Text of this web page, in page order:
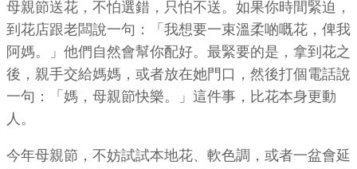
母親節送花，不怕選錯，只怕不送。如果你時間緊迫，
到花店跟老闆說一句：「我想要一束溫柔啲嘅花，俾我
阿媽。」他們自然會幫你配好。最緊要的是，拿到花之
後，親手交給媽媽，或者放在她門口，然後打個電話說
一句：「媽，母親節快樂。」這件事，比花本身更動
人。
今年母親節，不妨試試本地花、軟色調，或者一盆會延